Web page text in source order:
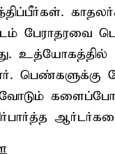
பேராதரவை
உத்யோகத்தில்